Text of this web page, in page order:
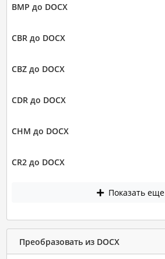
BMP до DOCX
CBR до DOCX
CBZ до DOCX
CDR до DOCX
CHM до DOCX
CR2 до DOCX
Показать еще
Преобразовать из DOCX